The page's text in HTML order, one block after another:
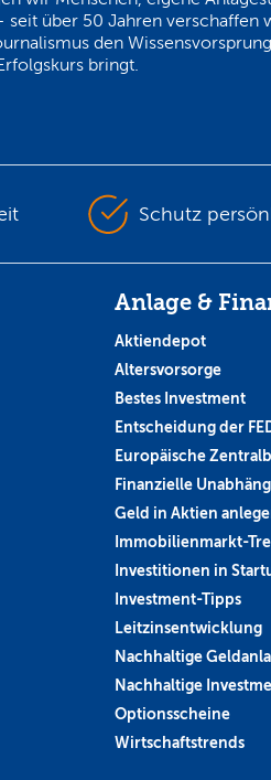
über 50 Jahren verschaffen
den
bringt.
Schutz
Anlage &
Aktiendepot
Altersvorsorge
Bestes Investment
Entscheidung der
Europäische
Finanzielle
Geld in Aktien
Immobilienmarkt-
Investitionen in
Investment-Tipps
Leitzinsentwicklung
Nachhaltige
Nachhaltige
Optionsscheine
Wirtschaftstrends